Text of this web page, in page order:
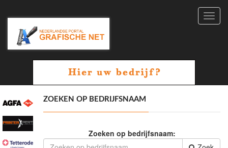
ZOEKEN OP BEDRIJFSNAAM
Zoeken op bedrijfsnaam: